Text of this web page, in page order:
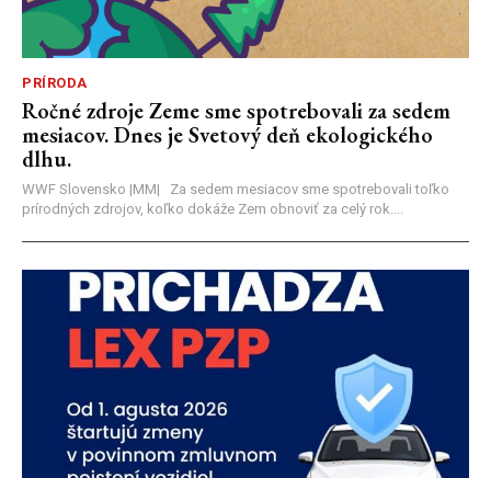
PRÍRODA
Ročné zdroje Zeme sme spotrebovali za sedem
mesiacov. Dnes je Svetový deň ekologického
dlhu.
WWF Slovensko |MM| Za sedem mesiacov sme spotrebovali toľko
prírodných zdrojov, koľko dokáže Zem obnoviť za celý rok....